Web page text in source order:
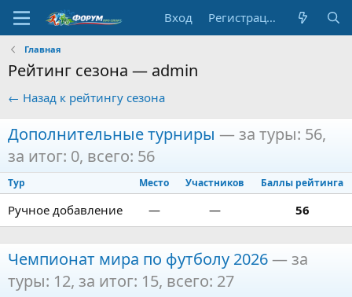
Вход Регистрация
Главная
Рейтинг сезона — admin
← Назад к рейтингу сезона
Дополнительные турниры — за туры: 56,
за итог: 0, всего: 56
Тур Место Участников Баллы рейтинга
Ручное добавление — — 56
Чемпионат мира по футболу 2026— за
туры: 12, за итог: 15, всего: 27